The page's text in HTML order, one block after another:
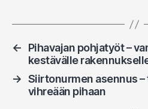
←
Pihavajan pohjatyöt –
kestävälle
→ Siirtonurmen asennus
vihreään pihaan